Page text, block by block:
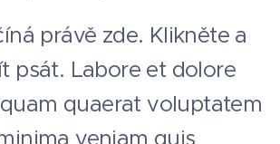
právě zde. Klikněte a
psát. Labore et dolore
quaerat voluptatem
veniam quis